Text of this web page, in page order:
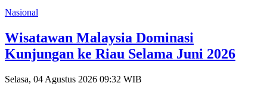
Nasional
Wisatawan Malaysia Dominasi
Kunjungan ke Riau Selama Juni 2026
Selasa, 04 Agustus 2026 09:32 WIB